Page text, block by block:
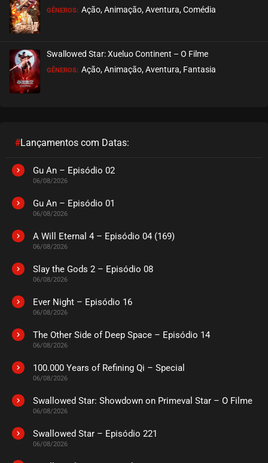
GÊNEROS: Ação, Animação, Aventura, Comédia
Swallowed Star: Xueluo Continent – O Filme
GÊNEROS: Ação, Animação, Aventura, Fantasia
#Lançamentos com Datas:
Gu An – Episódio 02
06/08/2026
Gu An – Episódio 01
06/08/2026
A Will Eternal 4 – Episódio 04 (169)
06/08/2026
Slay the Gods 2 – Episódio 08
06/08/2026
Ever Night – Episódio 16
06/08/2026
The Other Side of Deep Space – Episódio 14
06/08/2026
100.000 Years of Refining Qi – Special
06/08/2026
Swallowed Star: Showdown on Primeval Star – O Filme
06/08/2026
Swallowed Star – Episódio 221
06/08/2026